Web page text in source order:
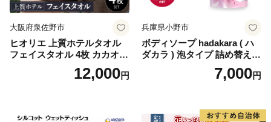
大阪府泉佐野市
ヒオリエ 上質ホテルタオル
フェイスタオル 4枚 カカオ
【タオル 泉州タオル 吸水 普
段使い 無地 シンプル 日用品
12,000円
兵庫県小野市
ボディソープ hadakara ( ハ
ダカラ ) 泡タイプ 詰め替え 4
40ml×4袋 ボディーソープ 泡
ボディソープ 泡 日用品 消耗
泡石鹸 石鹸 兵庫 兵庫県 小野
7,000円